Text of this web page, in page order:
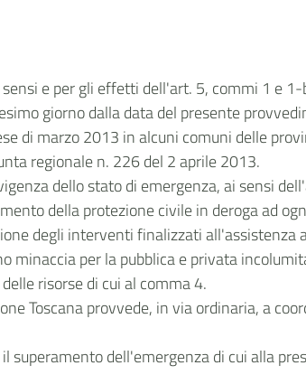
e per gli effetti dell'art. 5, commi 1 e
giorno dalla data del presente
di marzo 2013 in alcuni comuni delle
regionale n. 226 del 2 aprile 2013.
dello stato di emergenza, ai sensi
della protezione civile in deroga ad
degli interventi finalizzati all'assistenza
minaccia per la pubblica e privata
risorse di cui al comma 4.
Toscana provvede, in via ordinaria, a
dell'emergenza di cui alla